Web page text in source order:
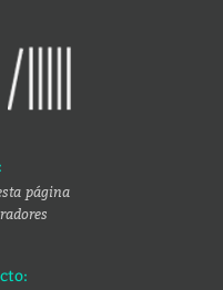
página